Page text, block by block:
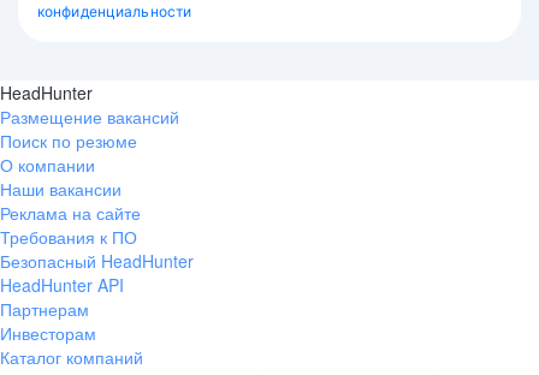
конфиденциальности
HeadHunter
Размещение вакансий
Поиск по резюме
О компании
Наши вакансии
Реклама на сайте
Требования к ПО
Безопасный HeadHunter
HeadHunter API
Партнерам
Инвесторам
Каталог компаний